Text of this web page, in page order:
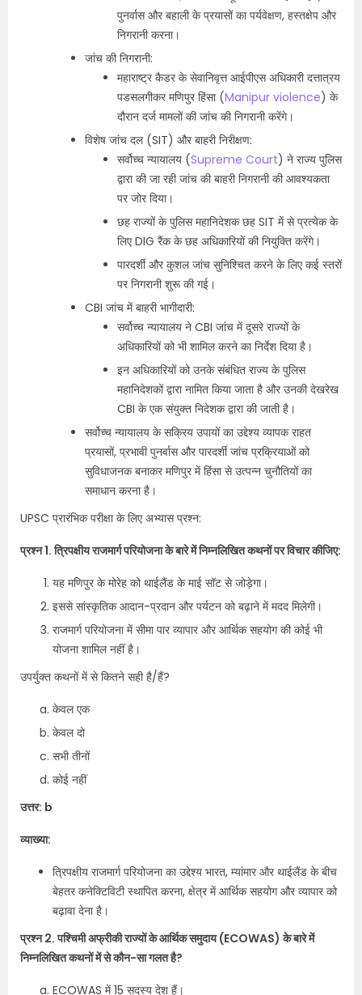
पुनर्वास और बहाली के प्रयासों का पर्यवेक्षण, हस्तक्षेप और
निगरानी करना।
जांच की निगरानी:
महाराष्ट्र कैडर के सेवानिवृत्त आईपीएस अधिकारी दत्तात्रय
पडसलगीकर मणिपुर हिंसा (Manipur violence) के
दौरान दर्ज मामलों की जांच की निगरानी करेंगे।
विशेष जांच दल (SIT) और बाहरी निरीक्षण:
सर्वोच्च न्यायालय (Supreme Court) ने राज्य पुलिस
द्वारा की जा रही जांच की बाहरी निगरानी की आवश्यकता
पर जोर दिया।
छह राज्यों के पुलिस महानिदेशक छह SIT में से प्रत्येक के
लिए DIG रैंक के छह अधिकारियों की नियुक्ति करेंगे।
पारदर्शी और कुशल जांच सुनिश्चित करने के लिए कई स्तरों
पर निगरानी शुरू की गई।
CBI जांच में बाहरी भागीदारी:
सर्वोच्च न्यायालय ने CBI जांच में दूसरे राज्यों के
अधिकारियों को भी शामिल करने का निर्देश दिया है।
इन अधिकारियों को उनके संबंधित राज्य के पुलिस
महानिदेशकों द्वारा नामित किया जाता है और उनकी देखरेख
CBI के एक संयुक्त निदेशक द्वारा की जाती है।
सर्वोच्च न्यायालय के सक्रिय उपायों का उद्देश्य व्यापक राहत
प्रयासों, प्रभावी पुनर्वास और पारदर्शी जांच प्रक्रियाओं को
सुविधाजनक बनाकर मणिपुर में हिंसा से उत्पन्न चुनौतियों का
समाधान करना है।
UPSC प्रारंभिक परीक्षा के लिए अभ्यास प्रश्न:
प्रश्न 1. त्रिपक्षीय राजमार्ग परियोजना के बारे में निम्नलिखित कथनों पर विचार कीजिए:
यह मणिपुर के मोरेह को थाईलैंड के माई सॉट से जोड़ेगा।
इससे सांस्कृतिक आदान-प्रदान और पर्यटन को बढ़ाने में मदद मिलेगी।
राजमार्ग परियोजना में सीमा पार व्यापार और आर्थिक सहयोग की कोई भी
योजना शामिल नहीं है।
उपर्युक्त कथनों में से कितने सही है/हैं?
केवल एक
केवल दो
सभी तीनों
कोई नहीं
उत्तर: b
व्याख्या:
त्रिपक्षीय राजमार्ग परियोजना का उद्देश्य भारत, म्यांमार और थाईलैंड के बीच
बेहतर कनेक्टिविटी स्थापित करना, क्षेत्र में आर्थिक सहयोग और व्यापार को
बढ़ावा देना है।
प्रश्न 2. पश्चिमी अफ्रीकी राज्यों के आर्थिक समुदाय (ECOWAS) के बारे में
निम्नलिखित कथनों में से कौन-सा गलत है?
ECOWAS में 15 सदस्य देश हैं।